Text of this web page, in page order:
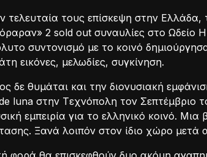
τελευταία τους επίσκεψη στην Ελλάδα,
2 sold out συναυλίες στο Ωδείο
συντονισμό με το κοινό
εικόνες, μελωδίες, συγκίνηση.
δε θυμάται και την διονυσιακή
luna στην Tεχνόπολη τον Σεπτέμβριο
εμπειρία για το ελληνικό κοινό.
Ξανά λοιπόν στον ίδιο χώρο μετά